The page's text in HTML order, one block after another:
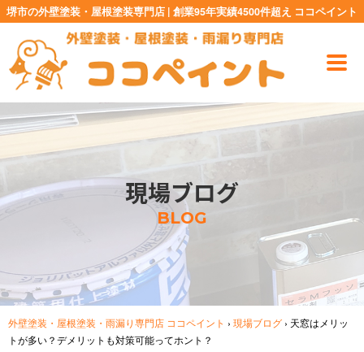
堺市の外壁塗装・屋根塗装専門店 | 創業95年実績4500件超え ココペイント
現場ブログ
BLOG
外壁塗装・屋根塗装・雨漏り専門店 ココペイント › 現場ブログ › 天窓はメリッ
トが多い？デメリットも対策可能ってホント？